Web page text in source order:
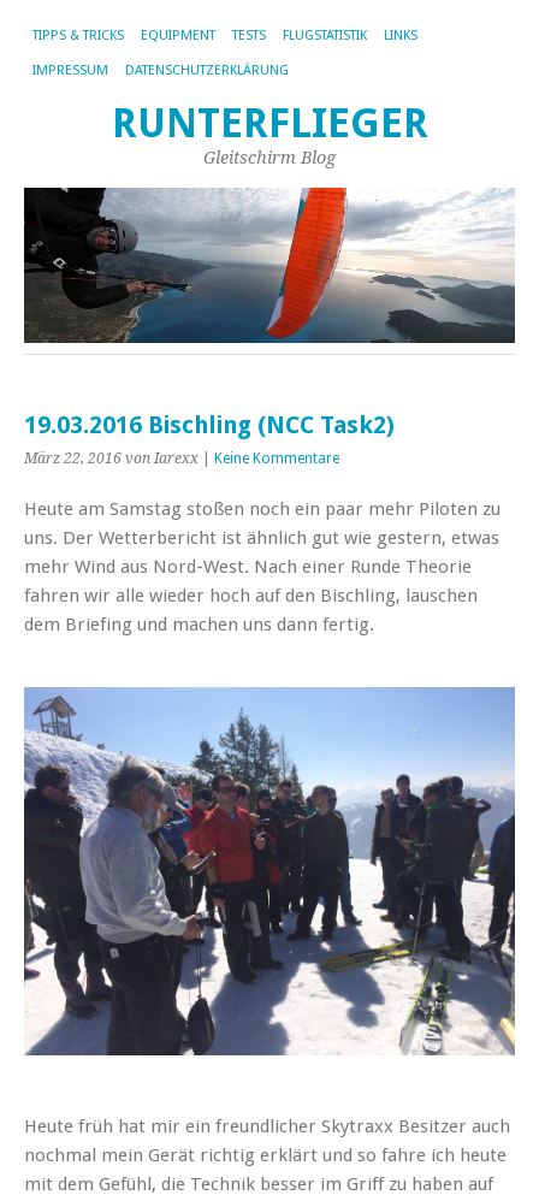
TIPPS & TRICKS EQUIPMENT TESTS FLUGSTATISTIK LINKS
IMPRESSUM DATENSCHUTZERKLÄRUNG
RUNTERFLIEGER
Gleitschirm Blog
19.03.2016 Bischling (NCC Task2)
März 22, 2016 von Iarexx Keine Kommentare
Heute am Samstag stoßen noch ein paar mehr Piloten zu
uns. Der Wetterbericht ist ähnlich gut wie gestern, etwas
mehr Wind aus Nord-West. Nach einer Runde Theorie
fahren wir alle wieder hoch auf den Bischling, lauschen
dem Briefing und machen uns dann fertig.
Heute früh hat mir ein freundlicher Skytraxx Besitzer auch
nochmal mein Gerät richtig erklärt und so fahre ich heute
mit dem Gefühl, die Technik besser im Griff zu haben auf